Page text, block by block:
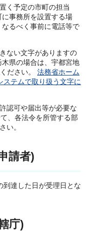
く予定の市町の担当
事務所を設置する場
るべく事前に電話等で
ない文字がありますの
県の場合は、宇都宮地
ださい。 法務省ホーム
テムで取り扱う文字に
認可や届出等が必要な
、各法令を所管する部
い。
請者)
到達した日が受理日とな
庁)